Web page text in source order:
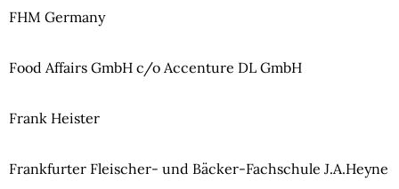
FHM Germany
Food Affairs GmbH c/o Accenture DL GmbH
Frank Heister
Frankfurter Fleischer- und Bäcker-Fachschule J.A.Heyne